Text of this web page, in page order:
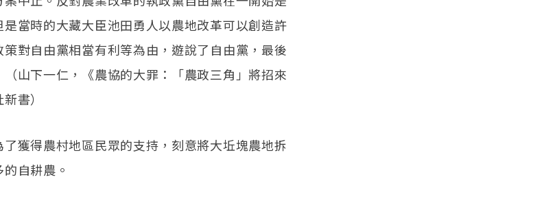
當時的大藏大臣池田勇人以農地改革可以創造許
對自由黨相當有利等為由，遊說了自由黨，最後
山下一仁，《農協的大罪：「農政三角」將招來
書）
獲得農村地區民眾的支持，刻意將大坵塊農地拆
自耕農。